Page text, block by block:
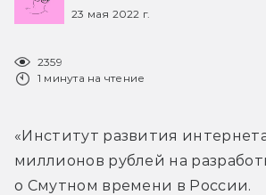
23 мая 2022 г.
2359
1 минута на чтение
«Институт развития
миллионов рублей на
о Смутном времени в России.